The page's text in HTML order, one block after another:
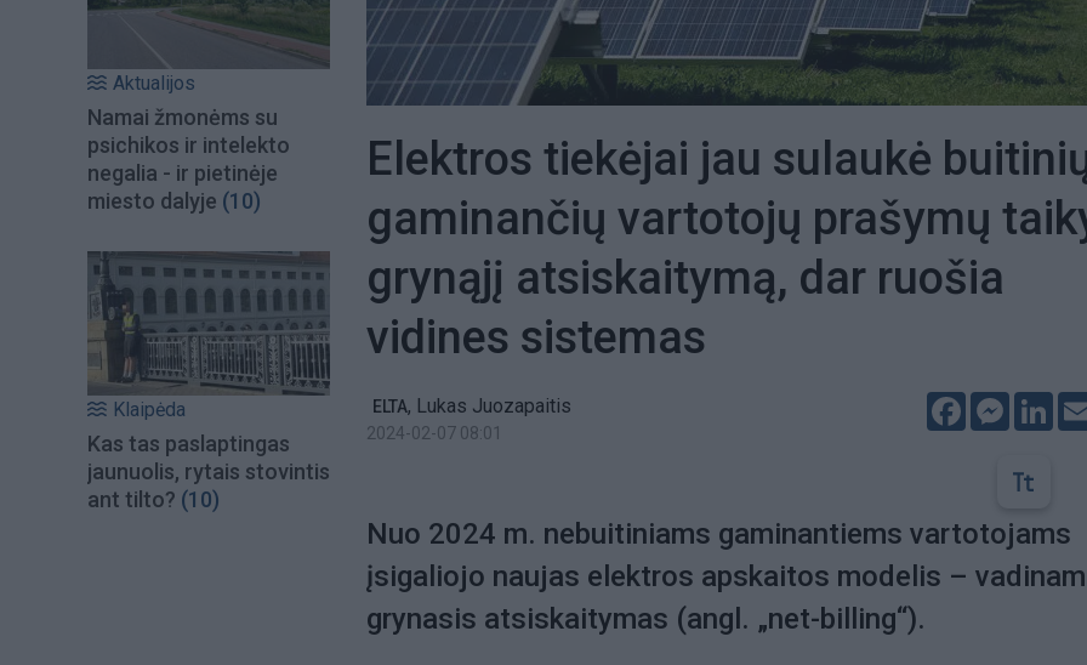
Aktualijos
Namai žmonėms su
psichikos ir intelekto
negalia - ir pietinėje
miesto dalyje (10)
Klaipėda
Kas tas paslaptingas
jaunuolis, rytais stovintis
ant tilto? (10)
Elektros tiekėjai jau sulaukė
gaminančių vartotojų prašymų
grynąjį atsiskaitymą, dar ruošia
vidines sistemas
ELTA, Lukas Juozapaitis
2024-02-07 08:01
Facebook
Nuo 2024 m. nebuitiniams gaminantiems vartotojams
įsigaliojo naujas elektros apskaitos modelis –
grynasis atsiskaitymas (angl. „net-billing“).